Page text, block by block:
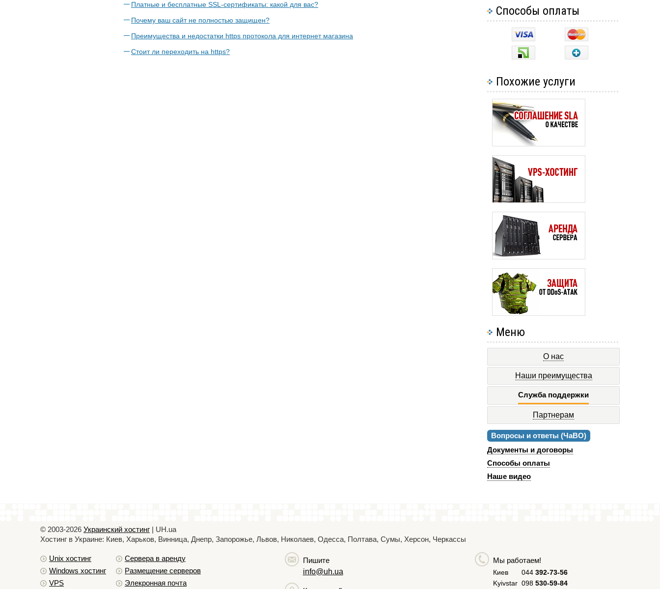
Платные и бесплатные SSL-сертификаты: какой для вас?
Почему ваш сайт не полностью защищен?
Преимущества и недостатки https протокола для интернет магазина
Стоит ли переходить на https?
Способы оплаты
Похожие услуги
Меню
О нас
Наши преимущества
Служба поддержки
Партнерам
Вопросы и ответы (ЧаВО)
Документы и договоры
Способы оплаты
Наше видео
© 2003-2026 Украинский хостинг | UH.ua
Хостинг в Украине: Киев, Харьков, Винница, Днепр, Запорожье, Львов, Николаев, Одесса, Полтава, Сумы, Херсон, Черкассы
Unix хостинг
Windows хостинг
VPS
Сервера в аренду
Размещение серверов
Элекронная почта
Пишите
info@uh.ua
Мы работаем!
Киев 044 392-73-56
Kyivstar 098 530-59-84